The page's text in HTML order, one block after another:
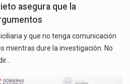
asegura que la
y que no tenga comunicación
mientras dure la investigación. No